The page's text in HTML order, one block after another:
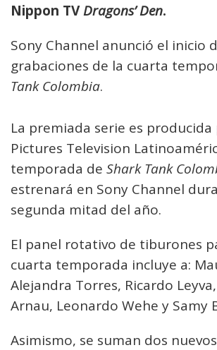
Nippon TVDragons’ Den.
Sony Channel anunció el inicio
grabaciones de la cuarta
Tank Colombia.
La premiada serie es producida
Pictures Television
temporada de Shark Tank
estrenará en Sony Channel
segunda mitad del año.
El panel rotativo de tiburones
cuarta temporada incluye a:
Alejandra Torres, Ricardo
Arnau, Leonardo Wehe y Samy
Asimismo, se suman dos